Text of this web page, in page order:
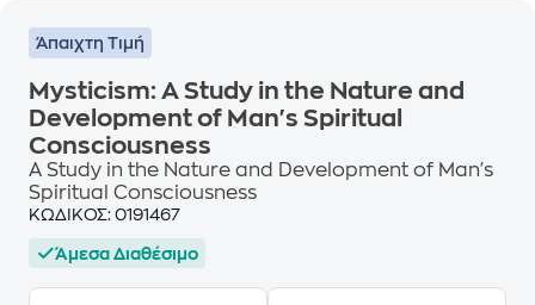
Άπαιχτη Τιμή
Mysticism: A Study in the Nature and
Development of Man's Spiritual
Consciousness
A Study in the Nature and Development of Man's
Spiritual Consciousness
ΚΩΔΙΚΟΣ: 0191467
Άμεσα Διαθέσιμο